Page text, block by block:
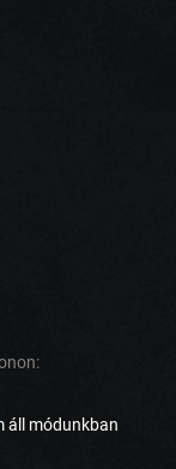
áll módunkban